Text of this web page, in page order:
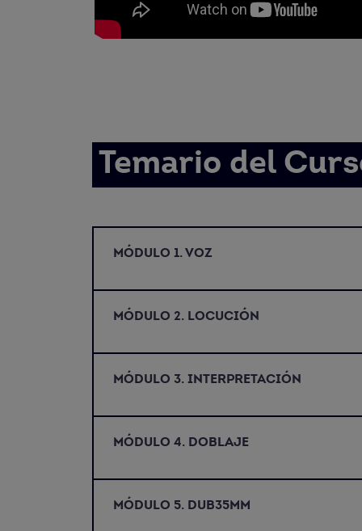
Temario del
MÓDULO 1. VOZ
MÓDULO 2. LOCUCIÓN
MÓDULO 3. INTERPRETACIÓN
MÓDULO 4. DOBLAJE
MÓDULO 5. DUB35MM